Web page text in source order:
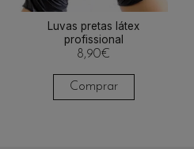
Luvas pretas látex
profissional
8,90€
Comprar